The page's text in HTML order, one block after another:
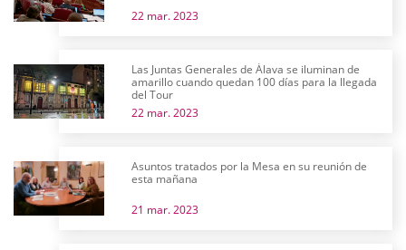
22 mar. 2023
Las Juntas Generales de Álava se iluminan de
amarillo cuando quedan 100 días para la llegada
del Tour
22 mar. 2023
Asuntos tratados por la Mesa en su reunión de
esta mañana
21 mar. 2023